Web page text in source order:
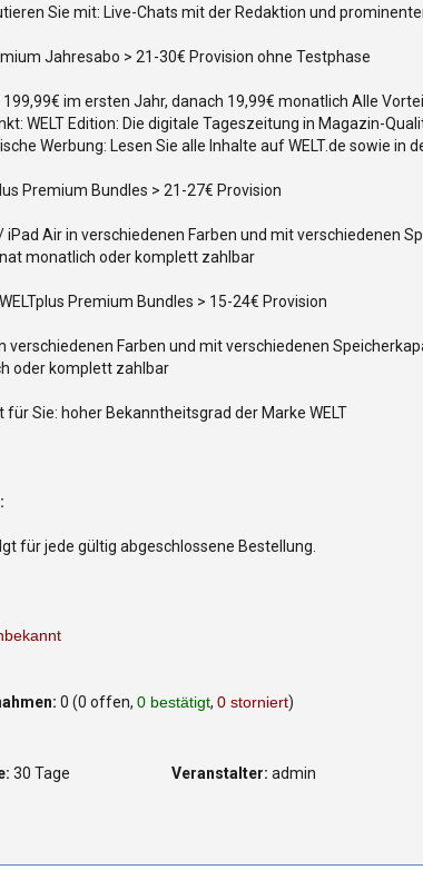
Sie mit: Live-Chats mit der Redaktion und
Jahresabo > 21-30€ Provision ohne Testphase
199,99€ im ersten Jahr, danach 19,99€ monatlich Alle
WELT Edition: Die digitale Tageszeitung in Magazin-
Werbung: Lesen Sie alle Inhalte auf WELT.de sowie in
Premium Bundles > 21-27€ Provision
iPad Air in verschiedenen Farben und mit verschiedenen
monatlich oder komplett zahlbar
Premium Bundles > 15-24€ Provision
verschiedenen Farben und mit verschiedenen
oder komplett zahlbar
Sie: hoher Bekanntheitsgrad der Marke WELT
für jede gültig abgeschlossene Bestellung.
0 (0 offen, 0 bestätigt, 0 storniert)
30 Tage Veranstalter: admin